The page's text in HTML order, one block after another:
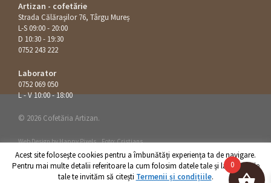
Artizan - cofetărie
Strada Călăraşilor 76, Târgu Mureș
L-S 09:00 - 20:00
D 10:30 - 19:30
0752 243 222
Laborator
0752 069 050
L - V 10:00 - 18:00
© 2026 Cofetăria Artizan.
Web Design byHappy Pixels.Foto: Cristians
Acest site foloseşte cookies pentru a îmbunătăți experiența ta de navigare.
Pentru mai multe detalii referitoare la cum folosim datele tale și la drepturile
tale te invităm să citești Termenii și condițiile.
0